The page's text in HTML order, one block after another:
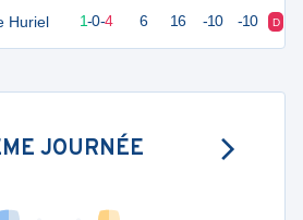
Huriel
3 5 1-0-4 6 16 -10 -10 D
JOURNÉE